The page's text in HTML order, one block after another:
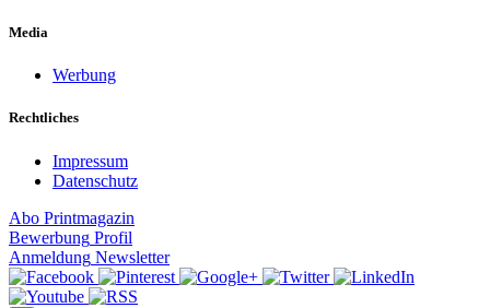
Media
Werbung
Rechtliches
Impressum
Datenschutz
Abo Printmagazin
Bewerbung Profil
Anmeldung Newsletter